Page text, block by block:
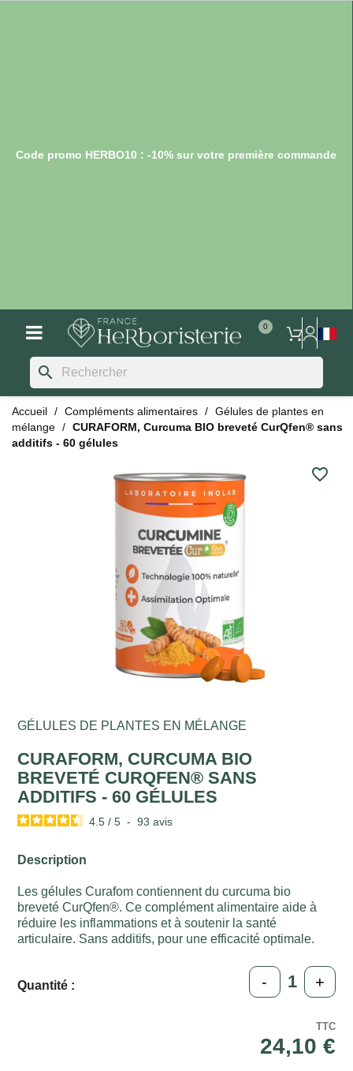
Code promo HERBO10 : -10% sur votre première commande
search
Accueil Compléments alimentaires
Gélules de plantes en
mélange
CURAFORM, Curcuma BIO breveté CurQfen® sans
additifs - 60 gélules
favorite_border
GÉLULES DE PLANTES EN MÉLANGE
CURAFORM, CURCUMA BIO
BREVETÉ CURQFEN® SANS
ADDITIFS - 60 GÉLULES
4.5 / 5 - 93avis
Description
Les gélules Curafom contiennent du curcuma bio
breveté CurQfen®. Ce complément alimentaire aide à
réduire les inflammations et à soutenir la santé
articulaire. Sans additifs, pour une efficacité optimale.
Quantité : - +
TTC
24,10 €